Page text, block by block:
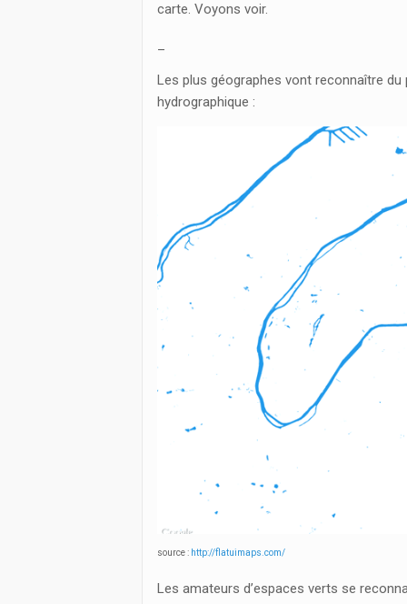
carte. Voyons voir.
Les plus géographes vont reconnaître
hydrographique :
source : http://flatuimaps.com/
Les amateurs d’espaces verts se